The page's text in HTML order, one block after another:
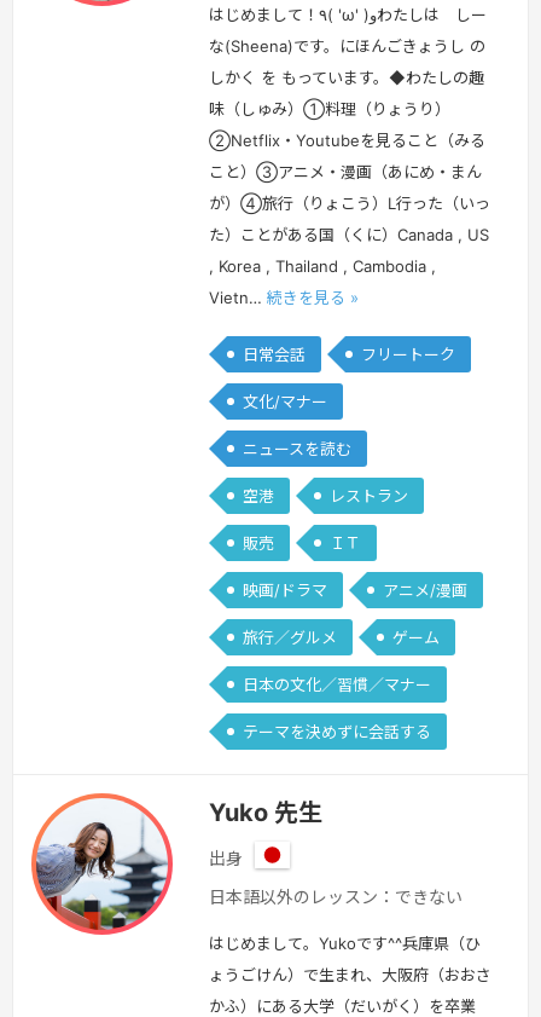
はじめまして！٩( 'ω' )وわたしは しー
な(Sheena)です。にほんごきょうし の
しかく を もっています。◆わたしの趣
味（しゅみ）①料理（りょうり）
②Netflix・Youtubeを見ること（みる
こと）③アニメ・漫画（あにめ・まん
が）④旅行（りょこう）L行った（いっ
た）ことがある国（くに）Canada , US
, Korea , Thailand , Cambodia ,
Vietn… 続きを見る »
日常会話 フリートーク
文化/マナー
ニュースを読む
空港 レストラン
販売 ＩＴ
映画/ドラマ アニメ/漫画
旅行／グルメ ゲーム
日本の文化／習慣／マナー
テーマを決めずに会話する
Yuko 先生
出身
日
本
日本語以外のレッスン：できない
はじめまして。Yukoです^^兵庫県（ひ
ょうごけん）で生まれ、大阪府（おおさ
かふ）にある大学（だいがく）を卒業